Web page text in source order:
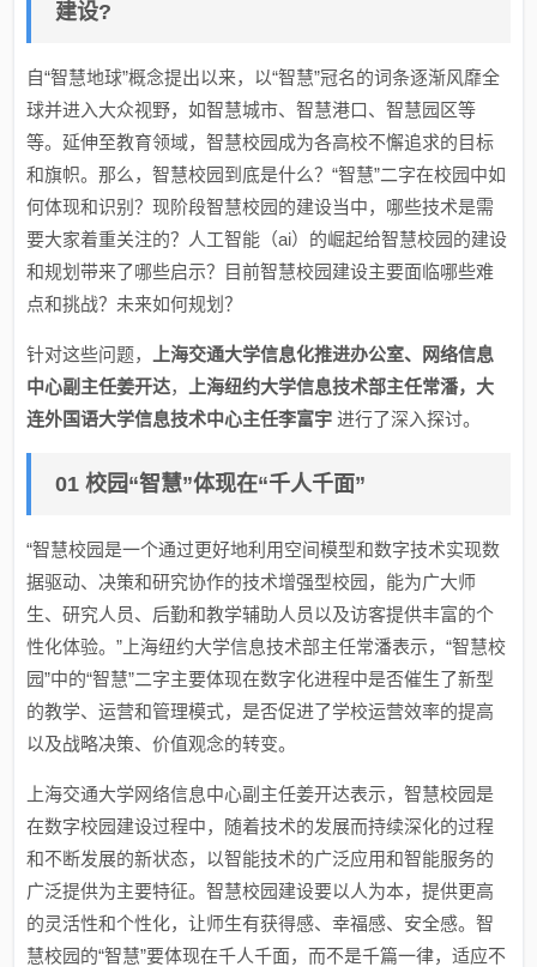
建设?
自“智慧地球”概念提出以来，以“智慧”冠名的词条逐渐风靡全
球并进入大众视野，如智慧城市、智慧港口、智慧园区等
等。延伸至教育领域，智慧校园成为各高校不懈追求的目标
和旗帜。那么，智慧校园到底是什么？“智慧”二字在校园中如
何体现和识别？现阶段智慧校园的建设当中，哪些技术是需
要大家着重关注的？人工智能（ai）的崛起给智慧校园的建设
和规划带来了哪些启示？目前智慧校园建设主要面临哪些难
点和挑战？未来如何规划？
针对这些问题，
上海交通大学信息化推进办公室、网络信息
中心副主任姜开达，
上海纽约大学信息技术部主任常潘，大
连外国语大学信息技术中心主任李富宇进行了深入探讨。
01 校园“智慧”体现在“千人千面”
“智慧校园是一个通过更好地利用空间模型和数字技术实现数
据驱动、决策和研究协作的技术增强型校园，能为广大师
生、研究人员、后勤和教学辅助人员以及访客提供丰富的个
性化体验。”上海纽约大学信息技术部主任常潘表示，“智慧校
园”中的“智慧”二字主要体现在数字化进程中是否催生了新型
的教学、运营和管理模式，是否促进了学校运营效率的提高
以及战略决策、价值观念的转变。
上海交通大学网络信息中心副主任姜开达表示，智慧校园是
在数字校园建设过程中，随着技术的发展而持续深化的过程
和不断发展的新状态，以智能技术的广泛应用和智能服务的
广泛提供为主要特征。智慧校园建设要以人为本，提供更高
的灵活性和个性化，让师生有获得感、幸福感、安全感。智
慧校园的“智慧”要体现在千人千面，而不是千篇一律，适应不